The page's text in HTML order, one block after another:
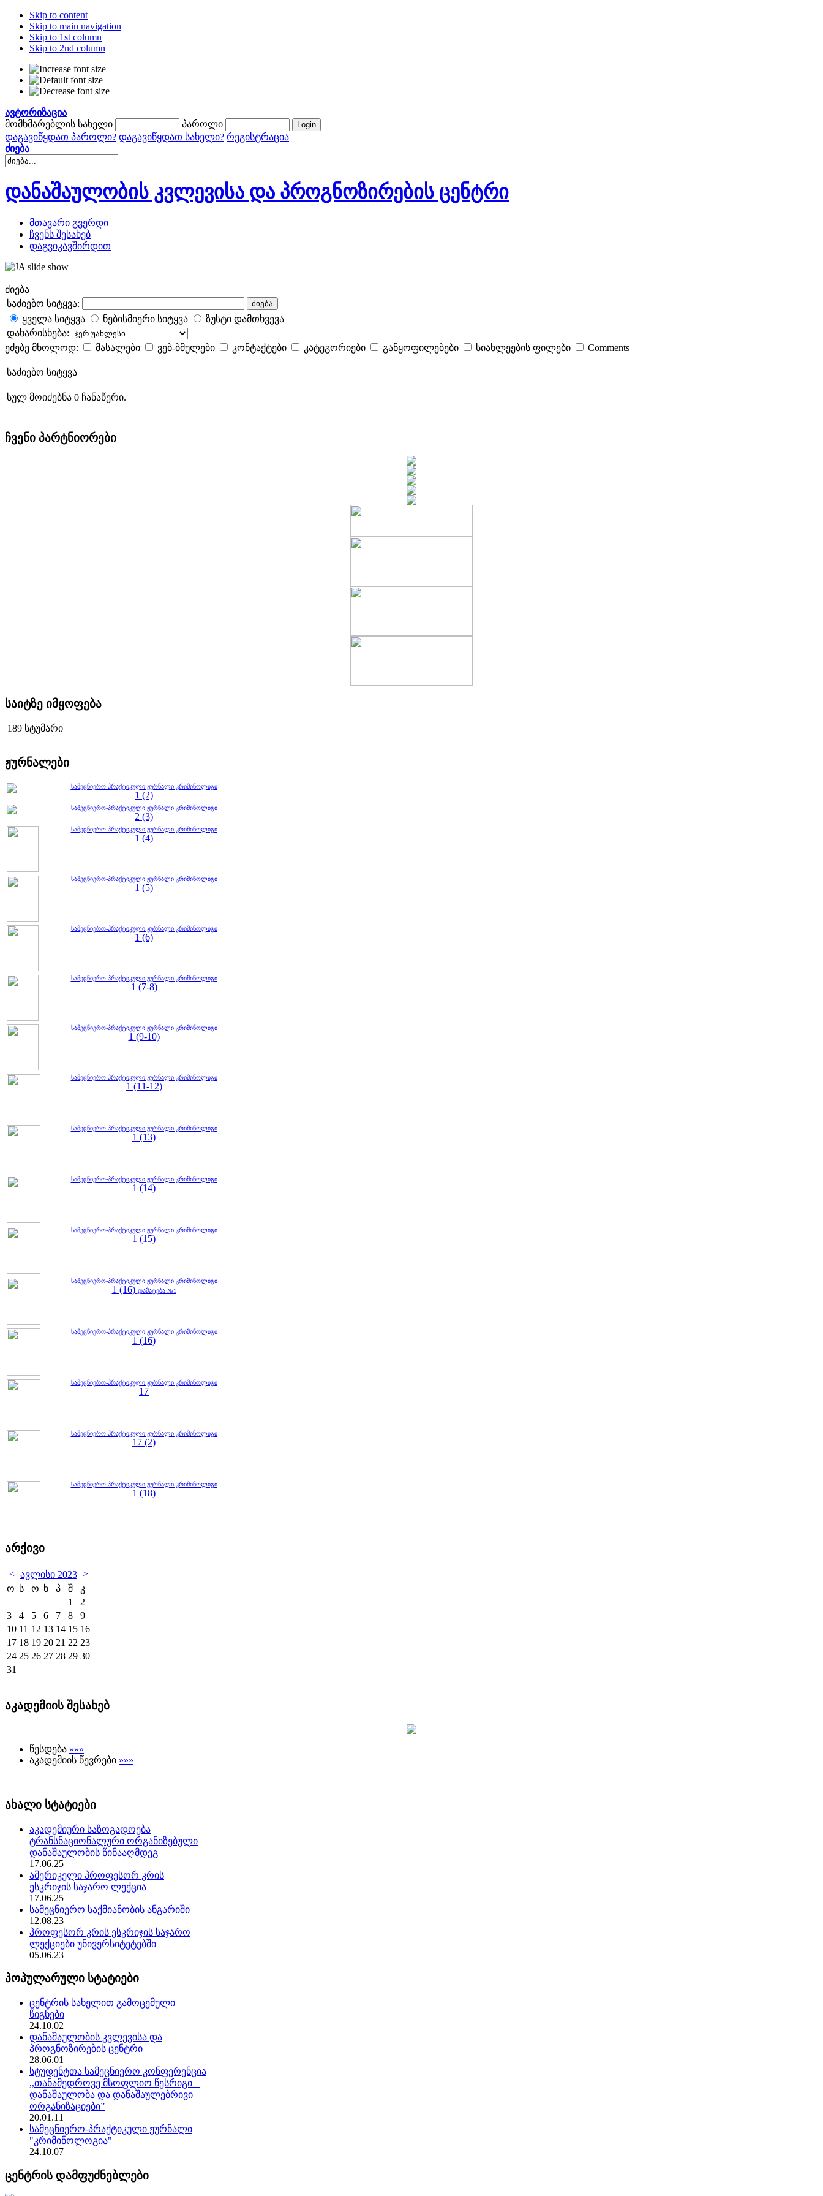
Skip to content
Skip to main navigation
Skip to 1st column
Skip to 2nd column
ავტორიზაცია
მომხმარებლის სახელი
პაროლი
დაგავიწყდათ პაროლი? დაგავიწყდათ სახელი? რეგისტრაცია
ძიება
დანაშაულობის კვლევისა და პროგნოზირების ცენტრი
მთავარი გვერდი
ჩვენს შესახებ
დაგვიკავშირდით
ძიება
საძიებო სიტყვა:
ძიება
ყველა სიტყვა ნებისმიერი სიტყვა
ზუსტი დამთხვევა
დახარისხება:
ეძებე მხოლოდ:
მასალები ვებ-ბმულები კონტაქტები კატეგორიები განყოფილებები სიახლეების ფილები Comments
საძიებო სიტყვა
სულ მოიძებნა 0 ჩანაწერი.
ჩვენი პარტნიორები
საიტზე იმყოფება
189 სტუმარი
ჟურნალები
სამეცნიერო-პრაქტიკული ჟურნალი კრიმინოლიგი
1 (2)
სამეცნიერო-პრაქტიკული ჟურნალი კრიმინოლიგი
2 (3)
სამეცნიერო-პრაქტიკული ჟურნალი კრიმინოლიგი
1 (4)
სამეცნიერო-პრაქტიკული ჟურნალი კრიმინოლიგი
1 (5)
სამეცნიერო-პრაქტიკული ჟურნალი კრიმინოლიგი
1 (6)
სამეცნიერო-პრაქტიკული ჟურნალი კრიმინოლიგი
1 (7-8)
სამეცნიერო-პრაქტიკული ჟურნალი კრიმინოლიგი
1 (9-10)
სამეცნიერო-პრაქტიკული ჟურნალი კრიმინოლიგი
1 (11-12)
სამეცნიერო-პრაქტიკული ჟურნალი კრიმინოლიგი
1 (13)
სამეცნიერო-პრაქტიკული ჟურნალი კრიმინოლიგი
1 (14)
სამეცნიერო-პრაქტიკული ჟურნალი კრიმინოლიგი
1 (15)
სამეცნიერო-პრაქტიკული ჟურნალი კრიმინოლიგი
1 (16) დამატება №1
სამეცნიერო-პრაქტიკული ჟურნალი კრიმინოლიგი
1 (16)
სამეცნიერო-პრაქტიკული ჟურნალი კრიმინოლიგი
17
სამეცნიერო-პრაქტიკული ჟურნალი კრიმინოლიგი
17 (2)
სამეცნიერო-პრაქტიკული ჟურნალი კრიმინოლიგი
1 (18)
არქივი
< ავლისი 2023 >
ო ს ო ხ პ შ
კ
1
2
3
4 5 6 7 8
9
10 11 12 13 14 15 16
17 18 19 20 21 22 23
24 25 26 27 28 29 30
31
აკადემიის შესახებ
წესდება »»»
აკადემიის წევრები »»»
ახალი სტატიები
აკადემიური საზოგადოება
ტრანსნაციონალური ორგანიზებული
დანაშაულობის წინააღმდეგ
17.06.25
ამერიკელი პროფესორ კრის
ესკრიჯის საჯარო ლექცია
17.06.25
სამეცნიერო საქმიანობის ანგარიში
12.08.23
პროფესორ კრის ესკრიჯის საჯარო
ლექციები უნივერსიტეტებში
05.06.23
პოპულარული სტატიები
ცენტრის სახელით გამოცემული
წიგნები
24.10.02
დანაშაულობის კვლევისა და
პროგნოზირების ცენტრი
28.06.01
სტუდენტთა სამეცნიერო კონფერენცია
,,თანამედროვე მსოფლიო წესრიგი –
დანაშაულობა და დანაშაულებრივი
ორგანიზაციები”
20.01.11
სამეცნიერო-პრაქტიკული ჟურნალი
"კრიმინოლოგია"
24.10.07
ცენტრის დამფუძნებლები